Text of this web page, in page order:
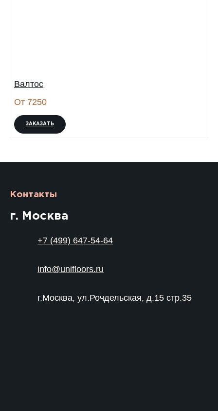
Валтос
От 7250
ЗАКАЗАТЬ
Контакты
г. Москва
+7 (499) 647-54-64
info@unifloors.ru
г.Москва, ул.Рочдельская, д.15 стр.35